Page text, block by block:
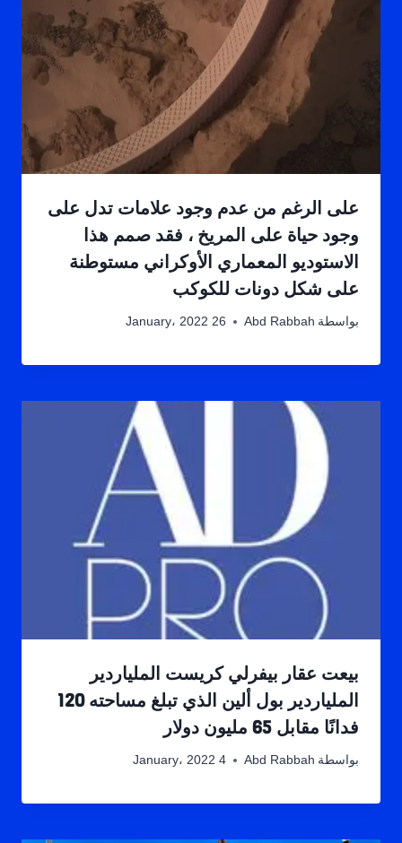
على الرغم من عدم وجود علامات تدل على
وجود حياة على المريخ ، فقد صمم هذا
الاستوديو المعماري الأوكراني مستوطنة
على شكل دونات للكوكب
بواسطة Abd Rabbah 26 January، 2022
بيعت عقار بيفرلي كريست الملياردير
الملياردير بول ألين الذي تبلغ مساحته 120
فدانًا مقابل 65 مليون دولار
بواسطة Abd Rabbah 4 January، 2022